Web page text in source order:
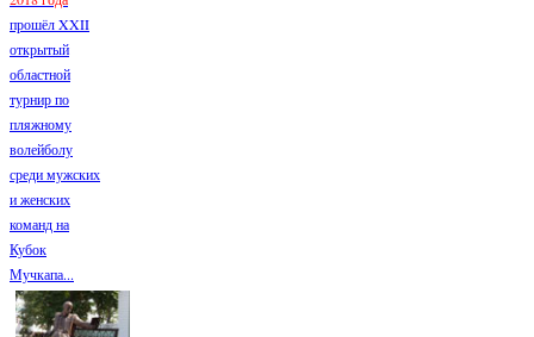
прошёл XXII
открытый
областной
турнир по
пляжному
волейболу
среди мужских
и женских
команд на
Кубок
Мучкапа...